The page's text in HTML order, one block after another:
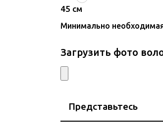
45 см
Минимально
Загрузить фото